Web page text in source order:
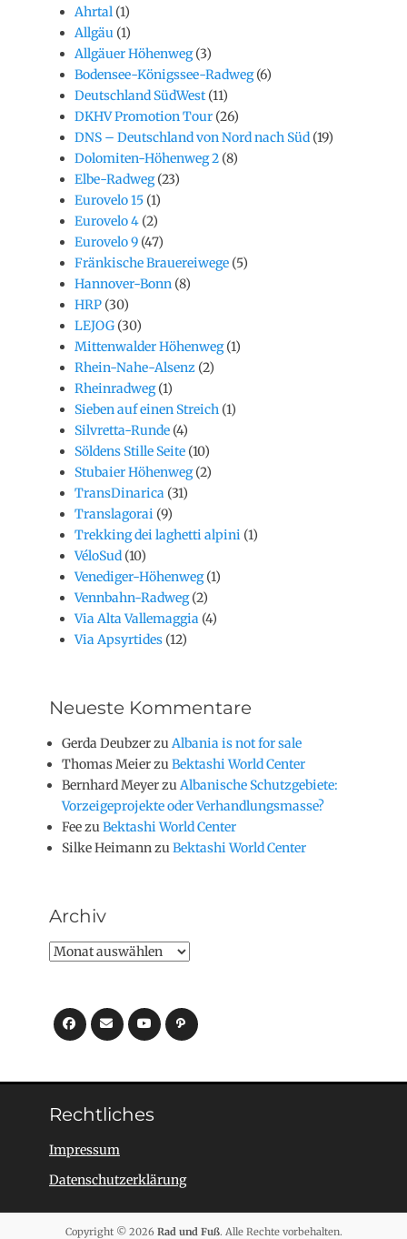
Ahrtal (1)
Allgäu (1)
Allgäuer Höhenweg(3)
Bodensee-Königssee-Radweg(6)
Deutschland SüdWest(11)
DKHV Promotion Tour (26)
DNS – Deutschland von Nord nach Süd (19)
Dolomiten-Höhenweg 2 (8)
Elbe-Radweg(23)
Eurovelo 15 (1)
Eurovelo 4 (2)
Eurovelo 9 (47)
Fränkische Brauereiwege (5)
Hannover-Bonn (8)
HRP (30)
LEJOG (30)
Mittenwalder Höhenweg(1)
Rhein-Nahe-Alsenz (2)
Rheinradweg(1)
Sieben auf einen Streich (1)
Silvretta-Runde (4)
Söldens Stille Seite (10)
Stubaier Höhenweg(2)
TransDinarica (31)
Translagorai (9)
Trekking dei laghetti alpini (1)
VéloSud (10)
Venediger-Höhenweg(1)
Vennbahn-Radweg(2)
Via Alta Vallemaggia (4)
Via Apsyrtides (12)
Neueste Kommentare
Gerda DeubzerzuAlbania is not for sale
Thomas MeierzuBektashi World Center
Bernhard MeyerzuAlbanische Schutzgebiete:
Vorzeigeprojekte oder Verhandlungsmasse?
FeezuBektashi World Center
Silke HeimannzuBektashi World Center
Archiv
Archiv
Facebook
E-
Mail
YouTube
Pfad
Rechtliches
Impressum
Datenschutzerklärung
Copyright © 2026 Rad und Fuß. Alle Rechte vorbehalten.